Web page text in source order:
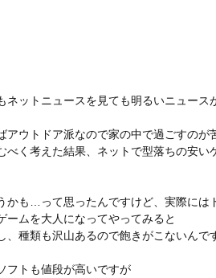
ネットニュースを見ても明るいニュー
アウトドア派なので家の中で過ごすのが
べく考えた結果、ネットで型落ちの安い
かも…って思ったんですけど、実際には
ームを大人になってやってみると
、種類も沢山あるので飽きがこないんで
フトも値段が高いですが